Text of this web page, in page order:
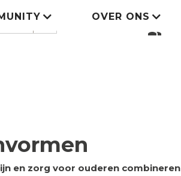
search
group
OVER ONS
en zorg voor ouderen combineren